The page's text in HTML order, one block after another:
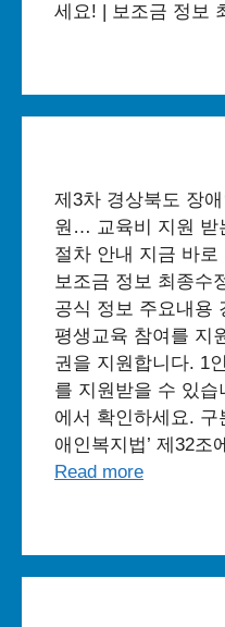
세요! | 보조금 정보
제3차 경상북도 장
원… 교육비 지원 받
절차 안내 지금 바
보조금 정보 최종수
공식 정보 주요내용
평생교육 참여를 지
권을 지원합니다. 1
를 지원받을 수 있습
에서 확인하세요. 구
애인복지법’ 제32
Read more